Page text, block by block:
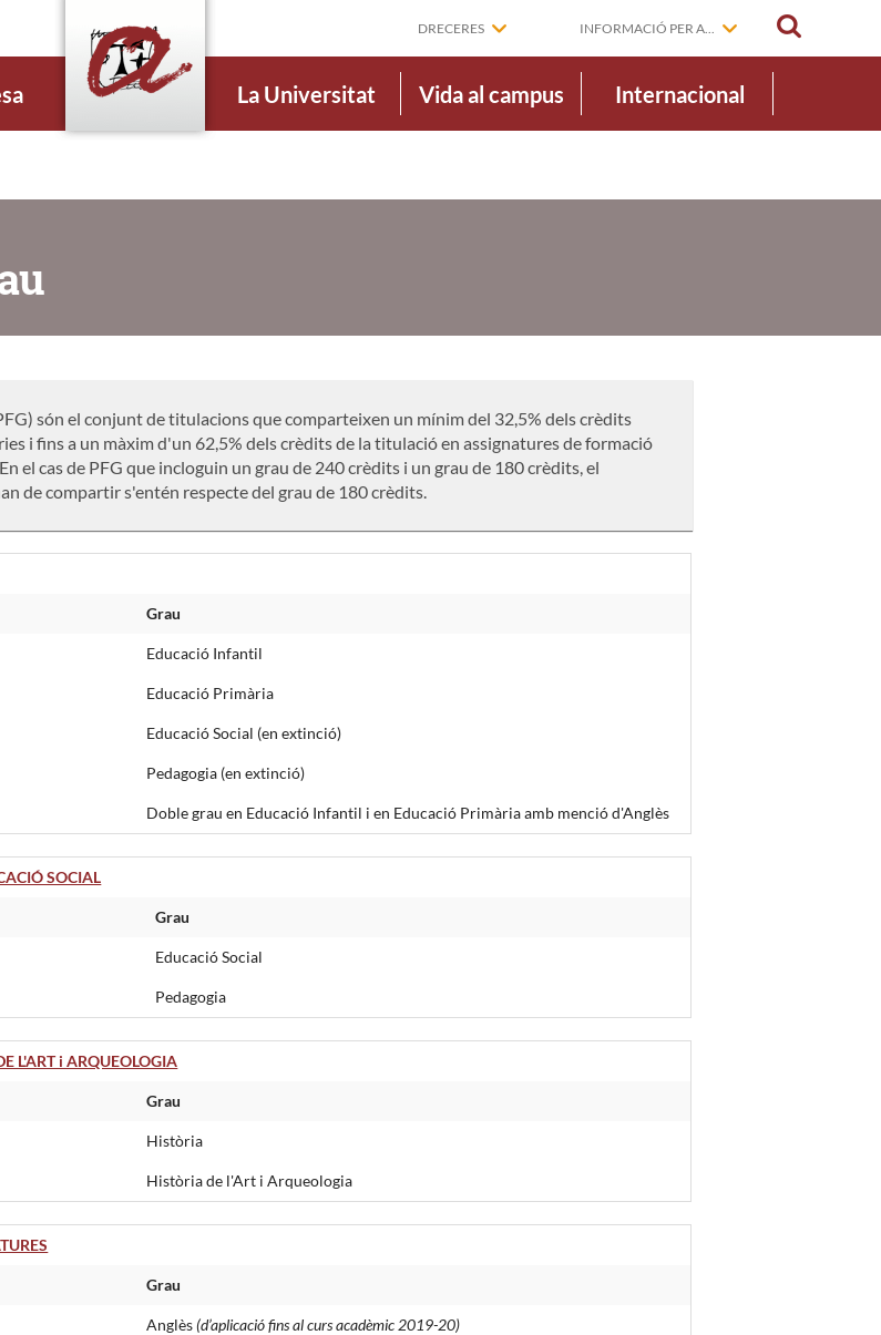
DRECERES INFORMACIÓ PER A...
La Universitat Vida al campus Internacional
són el conjunt de titulacions que comparteixen un mínim del 32,5% dels crèdits
i fins a un màxim d'un 62,5% dels crèdits de la titulació en assignatures de formació
el cas de PFG que incloguin un grau de 240 crèdits i un grau de 180 crèdits, el
de compartir s'entén respecte del grau de 180 crèdits.
Grau
Educació Infantil
Educació Primària
Educació Social (en extinció)
Pedagogia (en extinció)
Doble grau en Educació Infantil i en Educació Primària amb menció d'Anglès
SOCIAL
Grau
Educació Social
Pedagogia
L'ART i ARQUEOLOGIA
Grau
Història
Història de l'Art i Arqueologia
Grau
Anglès(d’aplicació fins al curs acadèmic 2019-20)